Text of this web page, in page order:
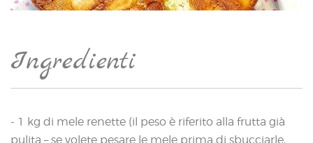
Ingredienti
- 1 kg di mele renette (il peso è riferito alla frutta già
pulita – se volete pesare le mele prima di sbucciarle,